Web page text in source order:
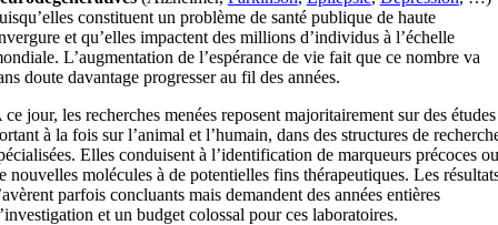
constituent un problème de santé publique de haute
et qu’elles impactent des millions d’individus à l’échelle
L’augmentation de l’espérance de vie fait que ce nombre va
doute davantage progresser au fil des années.
ce jour, les recherches menées reposent majoritairement sur des études
à la fois sur l’animal et l’humain, dans des structures de
Elles conduisent à l’identification de marqueurs précoces ou
nouvelles molécules à de potentielles fins thérapeutiques. Les
parfois concluants mais demandent des années entières
et un budget colossal pour ces laboratoires.